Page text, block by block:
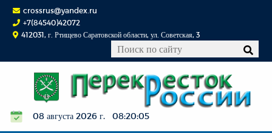
crossrus@yandex.ru
+7(84540)42072
412031, г. Ртищево Саратовской области, ул. Советская, 3
08 августа 2026 г. 08:20:06